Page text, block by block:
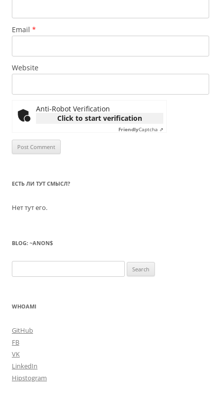
Email *
Website
Anti-Robot Verification
Click to start verification
FriendlyCaptcha ⇗
ЕСТЬ ЛИ ТУТ СМЫСЛ?
Нет тут его.
BLOG: ~ANON$
for:
WHOAMI
GitHub
FB
VK
LinkedIn
Hipstogram